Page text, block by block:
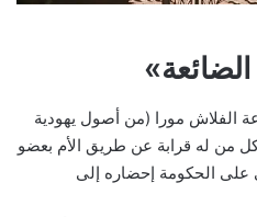
الفلاش مورا (من أصول يهودية
كل من له قرابة عن طريق الأم بعضو
على الحكومة إحضاره إلى